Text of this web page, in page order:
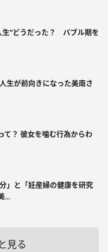
生”どうだった？ バブル期を
生が前向きになった美南さ
て？ 彼女を噛む行為からわ
」と「妊産婦の健康を研究
...
見る